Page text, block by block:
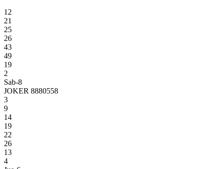
12
21
25
26
43
49
19
2
Sab-8
JOKER 8880558
3
9
14
19
22
26
13
4